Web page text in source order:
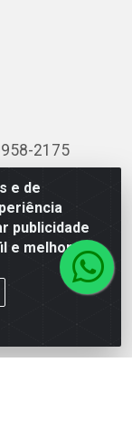
e de
publicidade
e melhorar a
2175
Jorge
/ MG - CEP
66